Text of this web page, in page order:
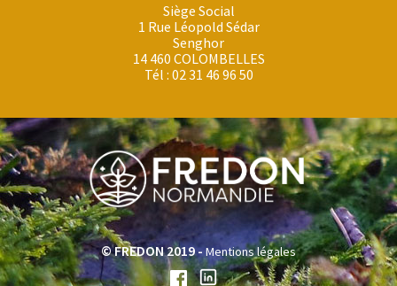
Siège Social
1 Rue Léopold Sédar
Senghor
14 460 COLOMBELLES
Tél : 02 31 46 96 50
© FREDON 2019 -Mentions légales